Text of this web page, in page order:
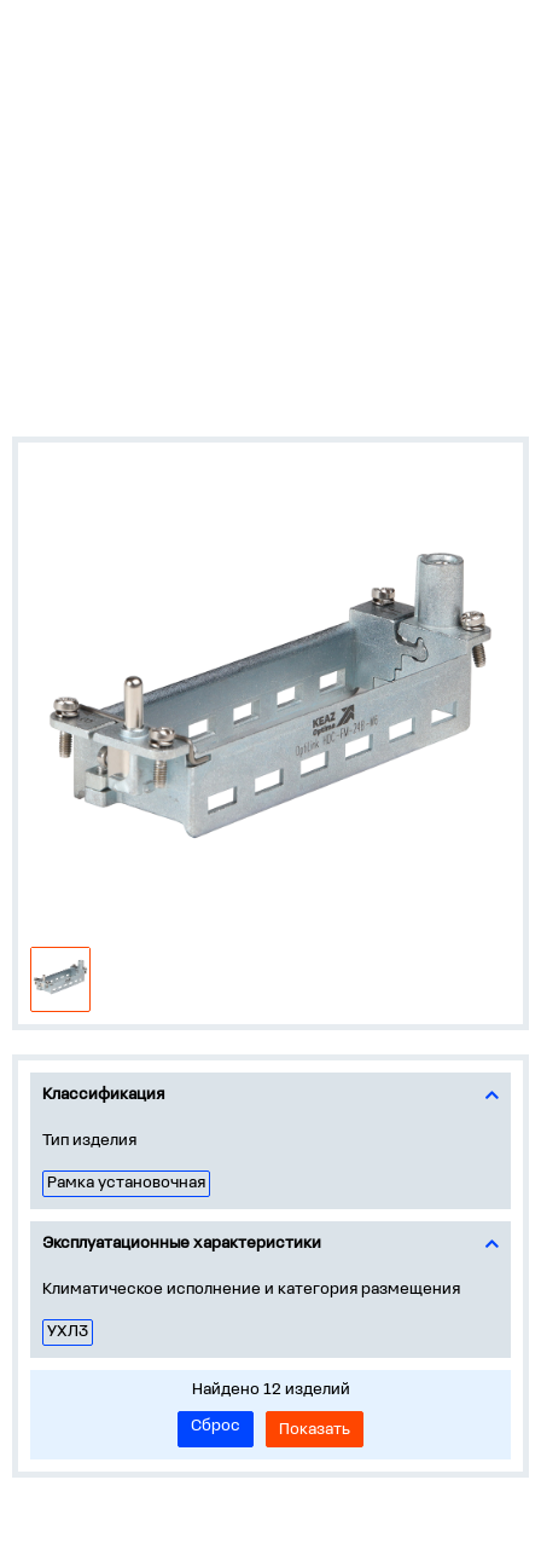
Классификация
Тип изделия
Рамка установочная
Эксплуатационные характеристики
Климатическое исполнение и категория размещения
УХЛ3
Найдено 12 изделий
Сброс
Показать